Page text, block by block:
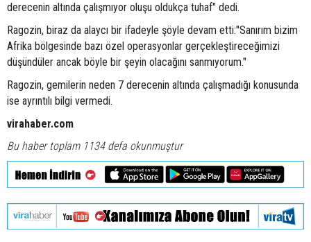
derecenin altında çalışmıyor oluşu oldukça tuhaf" dedi.
Ragozin, biraz da alaycı bir ifadeyle şöyle devam etti:"Sanırım bizim
Afrika bölgesinde bazı özel operasyonlar gerçekleştireceğimizi
düşündüler ancak böyle bir şeyin olacağını sanmıyorum."
Ragozin, gemilerin neden 7 derecenin altında çalışmadığı konusunda
ise ayrıntılı bilgi vermedi.
virahaber.com
Bu haber toplam 1134 defa okunmuştur